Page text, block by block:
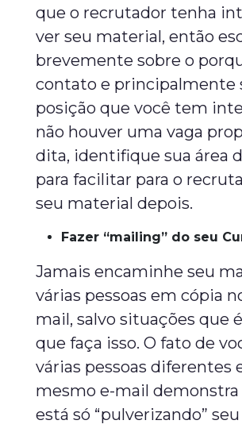
que o recrutador tenha
ver seu material, então
brevemente sobre o
contato e principalmente
posição que você tem
não houver uma vaga
dita, identifique sua área
para facilitar para o
seu material depois.
Fazer “mailing” do seu
Jamais encaminhe seu
várias pessoas em cópia
mail, salvo situações que
que faça isso. O fato de
várias pessoas diferentes
mesmo e-mail demonstra
está só “pulverizando”